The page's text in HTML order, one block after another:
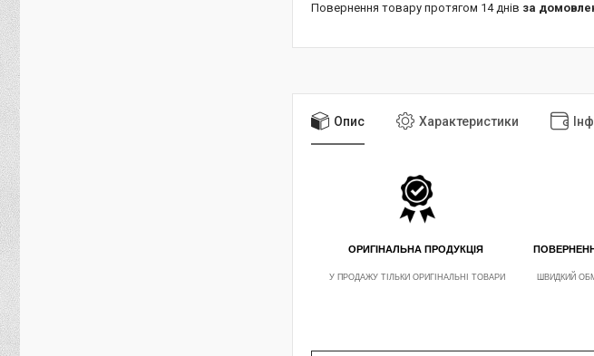
повернення товару протягом 14 днів за
Опис Характеристики
ОРИГІНАЛЬНА ПРОДУКЦІЯ
У ПРОДАЖУ ТІЛЬКИ ОРИГІНАЛЬНІ ТОВАРИ ШВИДКИЙ